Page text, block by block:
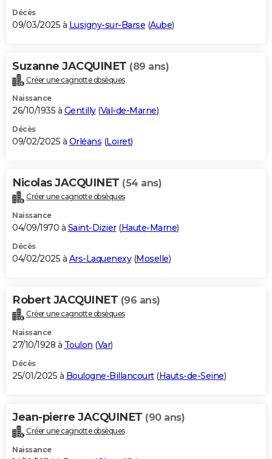
Décès
09/03/2025 à Lusigny-sur-Barse (Aube)
Suzanne JACQUINET (89 ans)
Créer une cagnotte obsèques
Naissance
26/10/1935 à Gentilly(Val-de-Marne)
Décès
09/02/2025 à Orléans (Loiret)
Nicolas JACQUINET (54 ans)
Créer une cagnotte obsèques
Naissance
04/09/1970 à Saint-Dizier(Haute-Marne)
Décès
04/02/2025 à Ars-Laquenexy(Moselle)
Robert JACQUINET (96 ans)
Créer une cagnotte obsèques
Naissance
27/10/1928 à Toulon (Var)
Décès
25/01/2025 à Boulogne-Billancourt(Hauts-de-Seine)
Jean-pierre JACQUINET (90 ans)
Créer une cagnotte obsèques
Naissance